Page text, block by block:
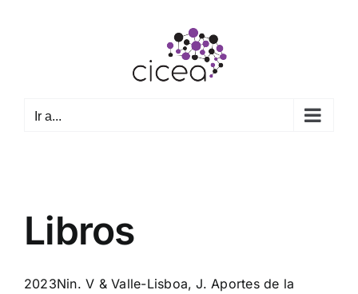
Ir a...
Libros
2023Nin. V & Valle-Lisboa, J. Aportes de la